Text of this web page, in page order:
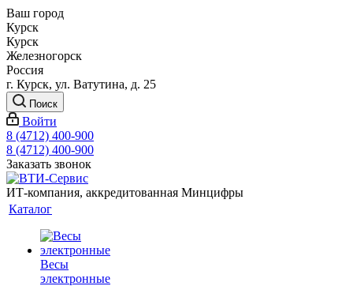
Ваш город
Курск
Курск
Железногорск
Россия
г. Курск, ул. Ватутина, д. 25
Поиск
Войти
8 (4712) 400-900
8 (4712) 400-900
Заказать звонок
ИТ-компания, аккредитованная Минцифры
Каталог
Весы
электронные